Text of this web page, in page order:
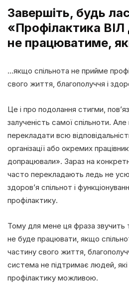
Завершіть, будь
«Профілактика ВІЛ
не працюватиме,
…якщо спільнота не прийме
свого життя, благополуччя і
Це і про подолання стигми,
залученість самої спільноти.
перекладати всю
організації або окремих
допрацювали». Зараз на
часто перекладають ледь не усю
здоров’я спільнот і
профілактику.
Тому для мене ця фраза звучить
не буде працювати, якщо
частину свого життя,
система не підтримає людей,
профілактику можливою.